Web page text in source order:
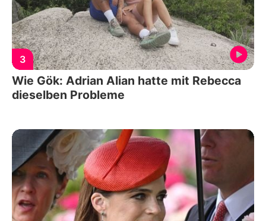
3
Wie Gök: Adrian Alian hatte mit Rebecca
dieselben Probleme